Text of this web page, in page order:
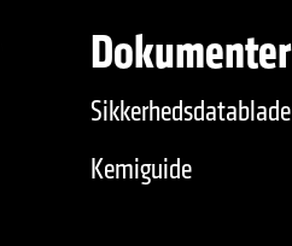
Dokumenter
Sikkerhedsdatablade
Kemiguide